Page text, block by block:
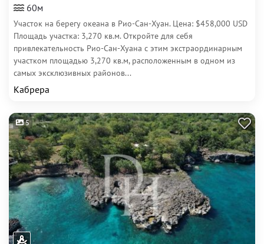
60м
Участок на берегу океана в Рио-Сан-Хуан. Цена: $458,000 USD
Площадь участка: 3,270 кв.м. Откройте для себя
привлекательность Рио-Сан-Хуана с этим экстраординарным
участком площадью 3,270 кв.м, расположенным в одном из
самых эксклюзивных районов...
Кабрера
5